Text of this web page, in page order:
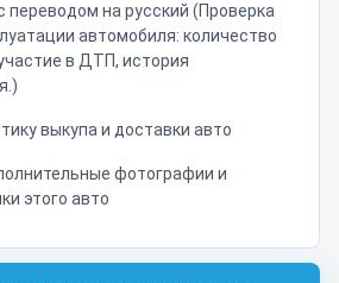
переводом на русский (Проверка
автомобиля: количество
в ДТП, история
выкупа и доставки авто
фотографии и
этого авто